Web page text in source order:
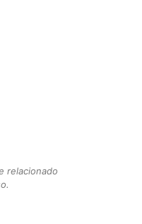
relacionado